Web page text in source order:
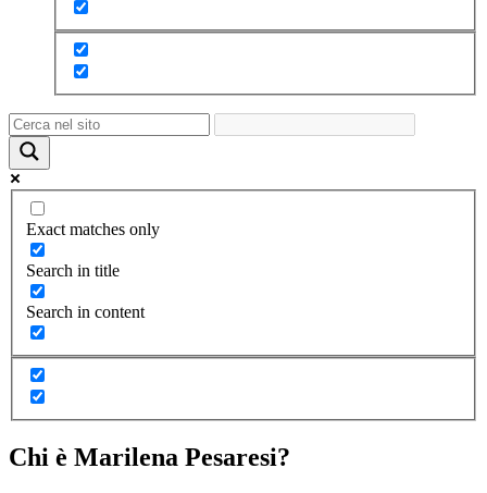
Exact matches only
Search in title
Search in content
Chi è Marilena Pesaresi?